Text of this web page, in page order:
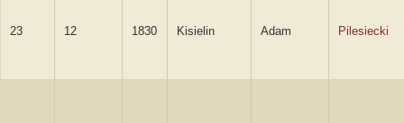
23 12 1830 Kisielin Adam Pilesiecki